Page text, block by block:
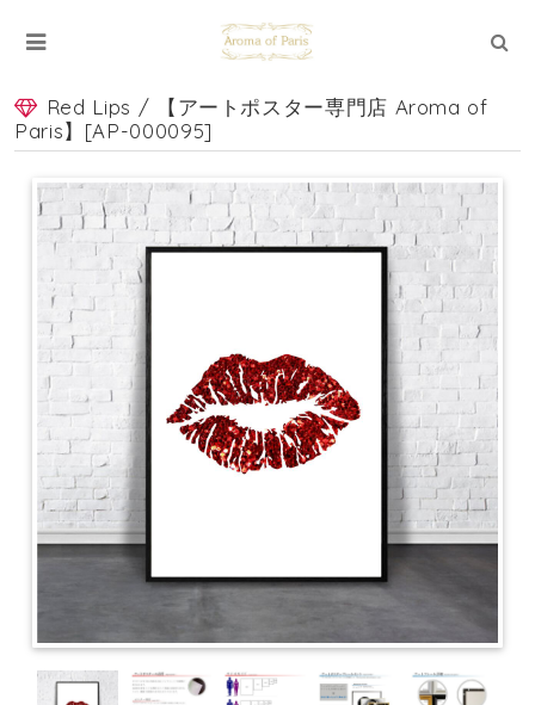
Red Lips / 【アートポスター専門店 Aroma of
Paris】[AP-000095]